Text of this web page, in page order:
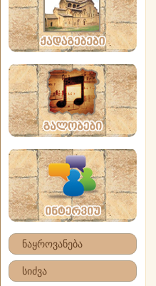
ნაყროვანება
სიძვა